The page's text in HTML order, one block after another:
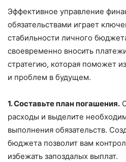
Эффективное управление
обязательствами играет
стабильности личного
своевременно вносить
стратегию, которая поможет
и проблем в будущем.
1. Составьте план погашения.
расходы и выделите
выполнения обязательств.
бюджета позволит вам
избежать запоздалых выплат.